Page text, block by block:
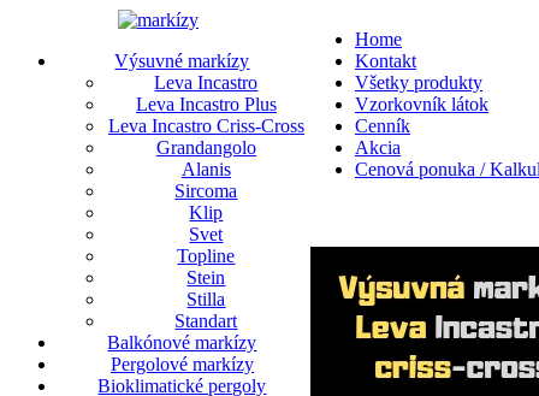
Výsuvné markízy
Leva Incastro
Leva Incastro Plus
Leva Incastro Criss-Cross
Grandangolo
Alanis
Sircoma
Klip
Svet
Topline
Stein
Stilla
Standart
Balkónové markízy
Pergolové markízy
Bioklimatické pergoly
Home
Kontakt
Všetky produkty
Vzorkovník látok
Cenník
Akcia
Cenová ponuka /